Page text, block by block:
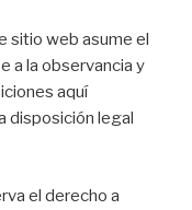
sitio web asume el
a la observancia y
aquí
disposición legal
el derecho a